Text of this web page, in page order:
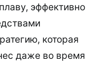
эффективно
которая
даже во время